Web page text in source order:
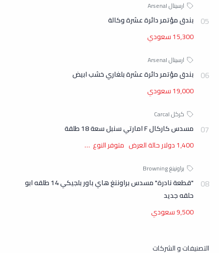
بندق مؤتمر دائرة عشرة وكالة
15,300 سعودي
بندق مؤتمر دائرة عشرة بلغاري خشب ابيض
19,000 سعودي
مسدس كاركال F امارتي سنبل سعة 18 طلقة
1,400 دولار حالة العرض متوفر النوع …
"قطعة نادرة" مسدس براوننغ هاي باور بلجيكي 14 طلقه ابو
حلقه جديد
9,500 سعودي
التصنيفات و الشركات